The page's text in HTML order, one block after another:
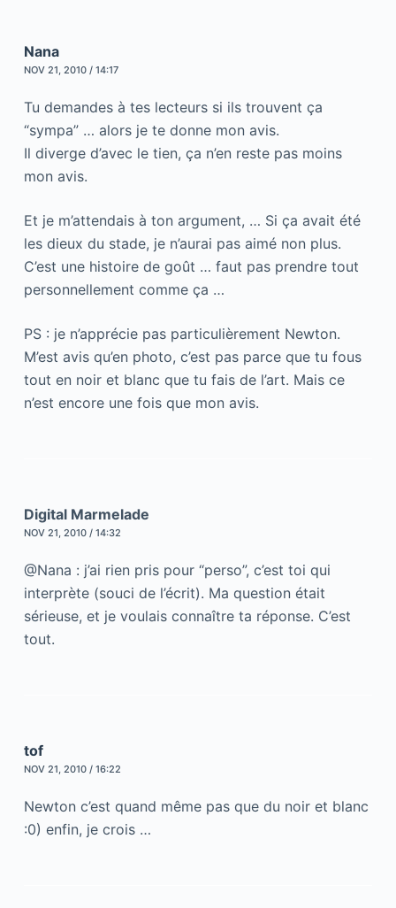
Nana
NOV 21, 2010 / 14:17
Tu demandes à tes lecteurs si ils trouvent ça
“sympa” … alors je te donne mon avis.
Il diverge d’avec le tien, ça n’en reste pas moins
mon avis.
Et je m’attendais à ton argument, … Si ça avait été
les dieux du stade, je n’aurai pas aimé non plus.
C’est une histoire de goût … faut pas prendre tout
personnellement comme ça …
PS : je n’apprécie pas particulièrement Newton.
M’est avis qu’en photo, c’est pas parce que tu fous
tout en noir et blanc que tu fais de l’art. Mais ce
n’est encore une fois que mon avis.
Digital Marmelade
NOV 21, 2010 / 14:32
@Nana : j’ai rien pris pour “perso”, c’est toi qui
interprète (souci de l’écrit). Ma question était
sérieuse, et je voulais connaître ta réponse. C’est
tout.
tof
NOV 21, 2010 / 16:22
Newton c’est quand même pas que du noir et blanc
:0) enfin, je crois …